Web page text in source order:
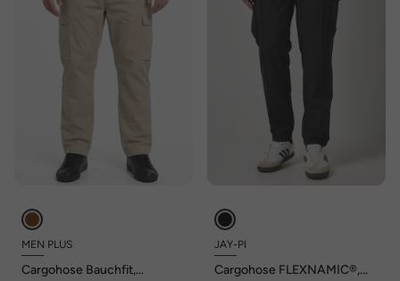
MEN PLUS
Cargohose Bauchfit,
JAY-PI
Cargohose FLEXNAMIC®,